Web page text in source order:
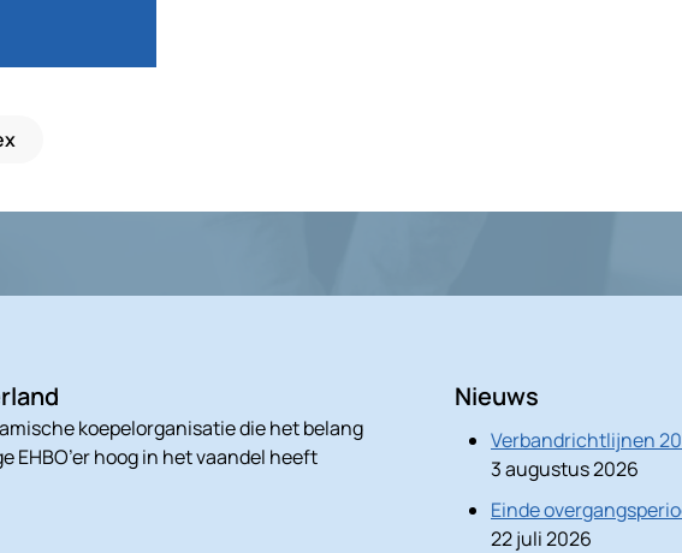
koepelorganisatie die het belang
EHBO’er hoog in het vaandel heeft
Nieuws
Verbandrichtlijnen
3 augustus 2026
Einde
22 juli 2026